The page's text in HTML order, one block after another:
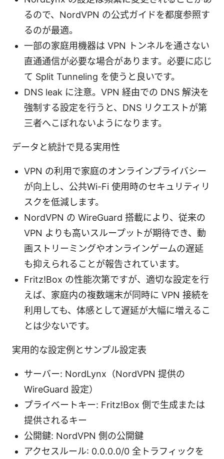
るので、NordVPN の公式ガイドを都度参照す
るのが最適。
一部の家庭用機器は VPN トンネルを通さない
直通通信が必要な場合があります。必要に応じ
て Split Tunneling を使うと良いです。
DNS leak に注意。VPN 経由での DNS 解決を
強制する設定を行うと、DNS リクエストが第
三者へこぼれないようになります。
データと統計で見る実用性
VPN の利用で家庭のオンラインプライバシー
が向上し、公共Wi-Fi 使用時のセキュリティリ
スクを低減します。
NordVPN の WireGuard 搭載により、従来の
VPN よりも高いスループットが期待でき、動
画ストリーミングやオンラインゲームの遅延
も抑えられることが報告されています。
Fritz!Box の性能次第ですが、適切な設定を行
えば、家庭内の複数端末が同時に VPN 接続を
利用しても、体感として遅延が大幅に増えるこ
とは少ないです。
実用的な設定例とサンプル設定表
サーバー: NordLynx（NordVPN 提供の
WireGuard 設定）
プライベートキー: Fritz!Box 側で生成または
提供されるキー
公開鍵: NordVPN 側の公開鍵
アクセスルール: 0.0.0.0/0 全トラフィックを